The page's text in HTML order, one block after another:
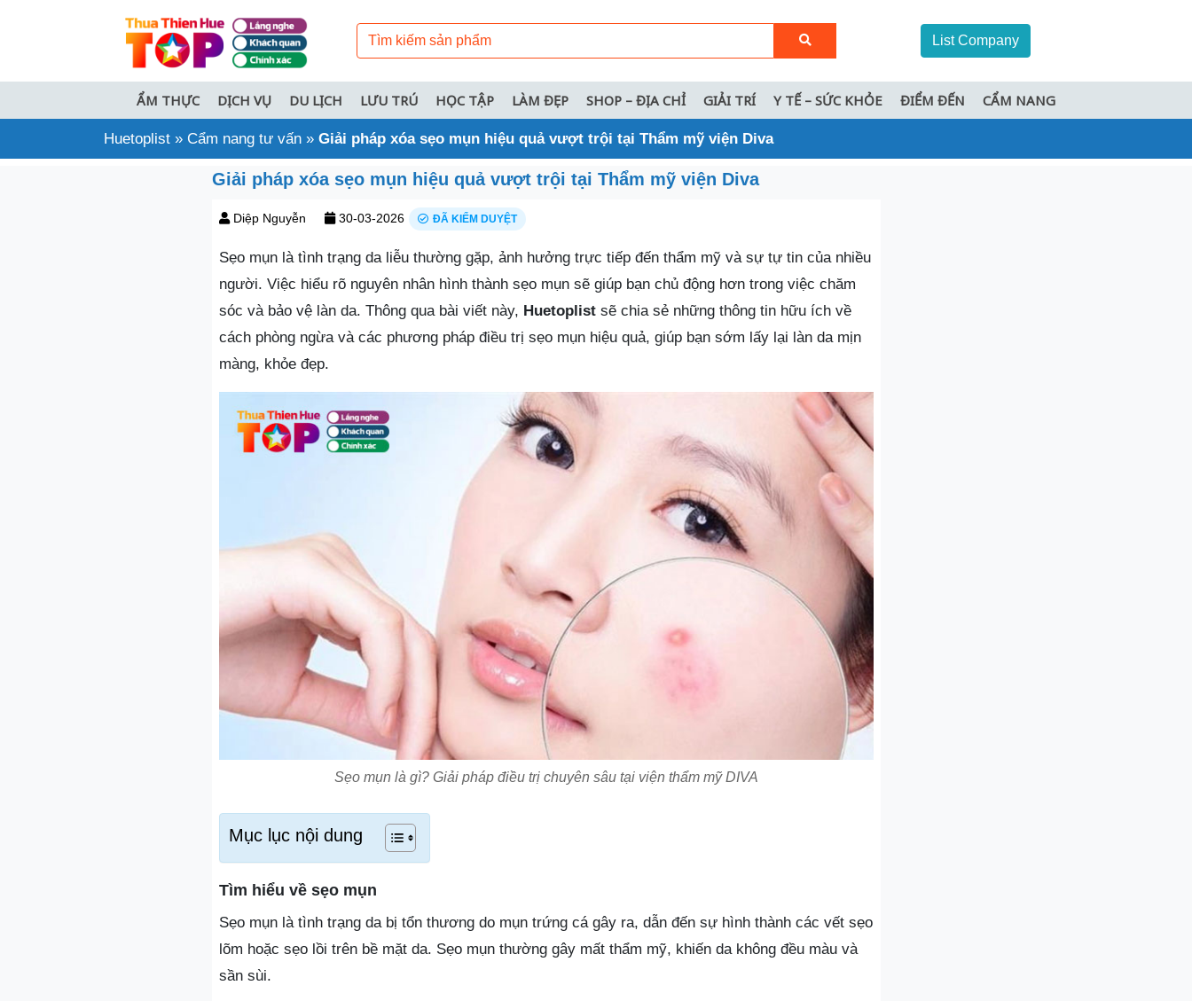
List Company
ẨM THỰC DỊCH VỤ DU LỊCH LƯU TRÚ HỌC TẬP LÀM ĐẸP SHOP – ĐỊA CHỈ GIẢI TRÍ Y TẾ – SỨC KHỎE ĐIỂM ĐẾN CẨM NANG
Huetoplist » Cẩm nang tư vấn » Giải pháp xóa sẹo mụn hiệu quả vượt trội tại Thẩm mỹ viện Diva
Giải pháp xóa sẹo mụn hiệu quả vượt trội tại Thẩm mỹ viện Diva
Diệp Nguyễn 30-03-2026 ĐÃ KIỂM DUYỆT
Sẹo mụn là tình trạng da liễu thường gặp, ảnh hưởng trực tiếp đến thẩm mỹ và sự tự tin của nhiều
người. Việc hiểu rõ nguyên nhân hình thành sẹo mụn sẽ giúp bạn chủ động hơn trong việc chăm
sóc và bảo vệ làn da. Thông qua bài viết này, Huetoplist sẽ chia sẻ những thông tin hữu ích về
cách phòng ngừa và các phương pháp điều trị sẹo mụn hiệu quả, giúp bạn sớm lấy lại làn da mịn
màng, khỏe đẹp.
Sẹo mụn là gì? Giải pháp điều trị chuyên sâu tại viện thẩm mỹ DIVA
Mục lục nội dung
Tìm hiểu về sẹo mụn
Sẹo mụn là tình trạng da bị tổn thương do mụn trứng cá gây ra, dẫn đến sự hình thành các vết sẹo
lõm hoặc sẹo lồi trên bề mặt da. Sẹo mụn thường gây mất thẩm mỹ, khiến da không đều màu và
sần sùi.